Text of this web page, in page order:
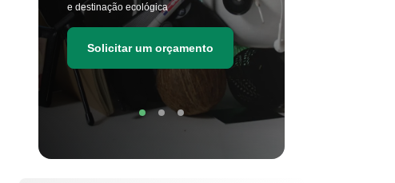
e destinação ecológica
Solicitar um orçamento